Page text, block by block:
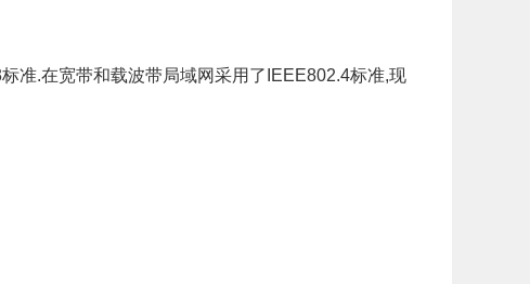
.在宽带和载波带局域网采用了IEEE802.4标准,现